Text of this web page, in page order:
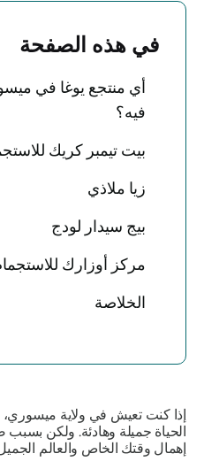
في هذه الصفحة
أي منتجع يوغا في
فيه؟
بيت تيمبر كريك
زيا ملاذي
بيج سيدار لودج
مركز أوزارك
الخلاصة
إذا كنت تعيش في ولاية
الحياة جميلة وهادئة. ولكن
إهمال وقتك الخاص والعالم